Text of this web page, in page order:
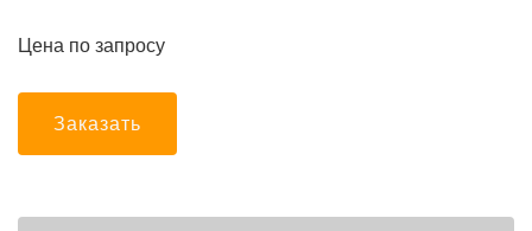
Цена по запросу
Заказать